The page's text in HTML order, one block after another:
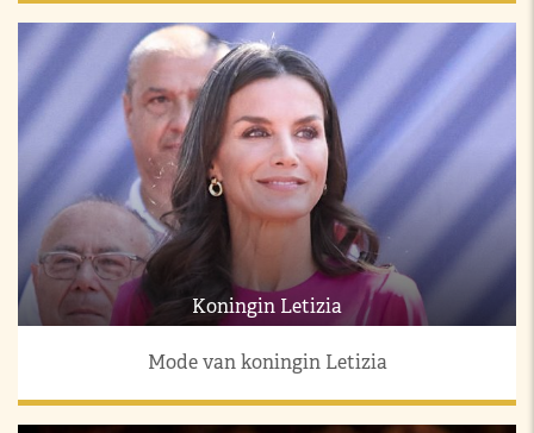
Koningin Letizia
Mode van koningin Letizia